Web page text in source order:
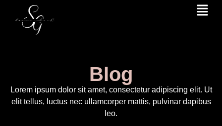
Blog
Lorem ipsum dolor sit amet, consectetur adipiscing elit. Ut
elit tellus, luctus nec ullamcorper mattis, pulvinar dapibus
leo.